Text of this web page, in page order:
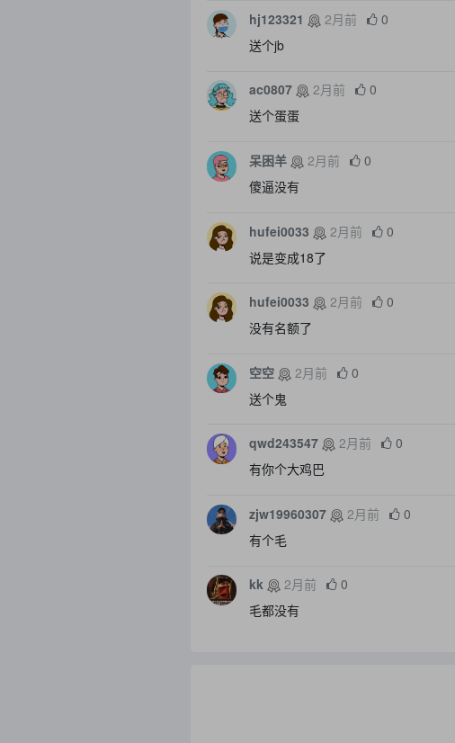
hj123321 2月前
0
送个jb
ac0807 2月前
0
送个蛋蛋
呆困羊 2月前
0
傻逼没有
hufei0033 2月前
0
说是变成18了
hufei0033 2月前
0
没有名额了
空空 2月前
0
送个鬼
qwd243547 2月前
0
有你个大鸡巴
zjw19960307 2月前
0
有个毛
kk 2月前
0
毛都没有